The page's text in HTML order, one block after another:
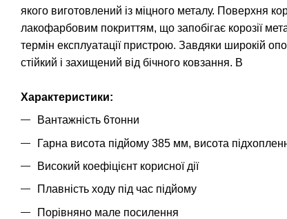
якого виготовлений із міцного металу. Поверхня
лакофарбовим покриттям, що запобігає корозії
термін експлуатації пристрою. Завдяки широкій
стійкий і захищений від бічного ковзання. В
Характеристики:
Вантажність 6тонни
Гарна висота підйому 385 мм, висота
Високий коефіцієнт корисної дії
Плавність ходу під час підйому
Порівняно мале посилення